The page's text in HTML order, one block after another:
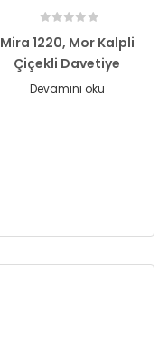
Mira 1220, Mor Kalpli
Çiçekli Davetiye
Devamını oku